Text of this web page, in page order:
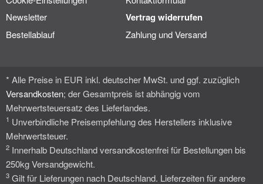
Newsletter
Vertrag widerrufen
Bestellablauf Zahlung und Versand
* Alle Preise in EUR inkl. deutscher MwSt. und ggf. zuzüglich
Versandkosten; der Gesamtpreis ist abhängig vom
Mehrwertsteuersatz des Lieferlandes.
1 Unverbindliche Preisempfehlung des Herstellers inklusive
Mehrwertsteuer.
2 Innerhalb Deutschland versandkostenfrei für Bestellungen bis
250kg Versandgewicht.
3 Gilt für Lieferungen nach Deutschland. Lieferzeiten für andere